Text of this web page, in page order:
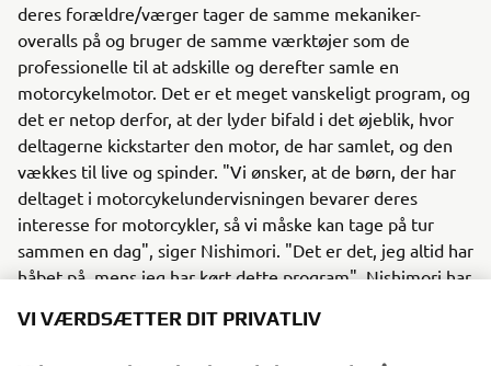
deres forældre/værger tager de samme mekaniker-
overalls på og bruger de samme værktøjer som de
professionelle til at adskille og derefter samle en
motorcykelmotor. Det er et meget vanskeligt program, og
det er netop derfor, at der lyder bifald i det øjeblik, hvor
deltagerne kickstarter den motor, de har samlet, og den
vækkes til live og spinder. "Vi ønsker, at de børn, der har
deltaget i motorcykelundervisningen bevarer deres
interesse for motorcykler, så vi måske kan tage på tur
sammen en dag", siger Nishimori. "Det er det, jeg altid har
håbet på, mens jeg har kørt dette program". Nishimori har
troet, at hendes drøm ville gå i opfyldelse. "Men det
VI VÆRDSÆTTER DIT PRIVATLIV